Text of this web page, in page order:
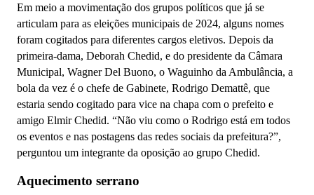
Em meio a movimentação dos grupos políticos que já se
articulam para as eleições municipais de 2024, alguns nomes
foram cogitados para diferentes cargos eletivos. Depois da
primeira-dama, Deborah Chedid, e do presidente da Câmara
Municipal, Wagner Del Buono, o Waguinho da Ambulância, a
bola da vez é o chefe de Gabinete, Rodrigo Demattê, que
estaria sendo cogitado para vice na chapa com o prefeito e
amigo Elmir Chedid. “Não viu como o Rodrigo está em todos
os eventos e nas postagens das redes sociais da prefeitura?”,
perguntou um integrante da oposição ao grupo Chedid.
Aquecimento serrano